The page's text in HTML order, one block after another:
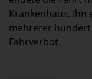
Krankenhaus.
mehrerer
Fahrverbot.